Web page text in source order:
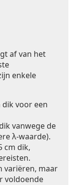
af van het
enkele
dik voor een
vanwege de
λ-waarde).
cm dik,
variëren, maar
voldoende